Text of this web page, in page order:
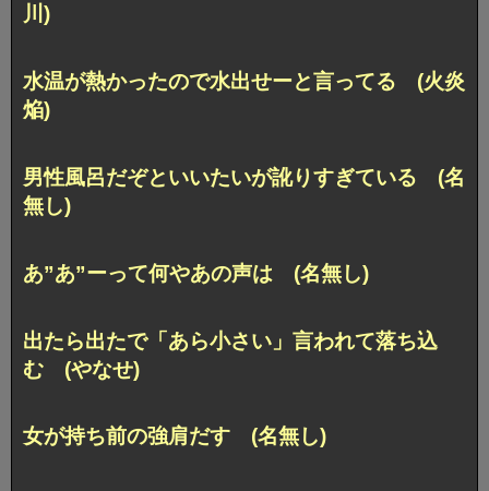
川)
水温が熱かったので水出せーと言ってる (火炎
焔)
男性風呂だぞといいたいが訛りすぎている (名
無し)
あ”あ”ーって何やあの声は (名無し)
出たら出たで「あら小さい」言われて落ち込
む (やなせ)
女が持ち前の強肩だす (名無し)